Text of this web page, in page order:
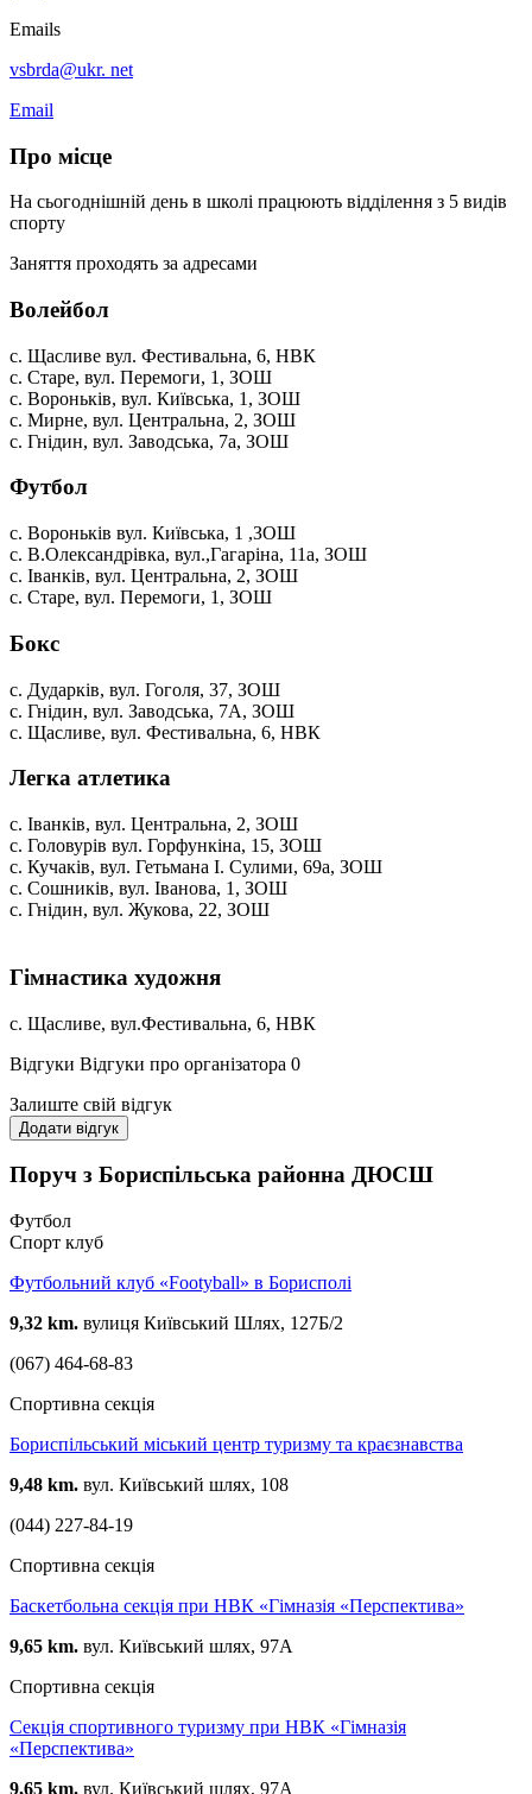
Emails
vsbrda@ukr. net
Email
Про місце
На сьогоднішній день в школі працюють відділення з 5 видів
спорту
Заняття проходять за адресами
Волейбол
с. Щасливе вул. Фестивальна, 6, НВК
с. Старе, вул. Перемоги, 1, ЗОШ
с. Вороньків, вул. Київська, 1, ЗОШ
с. Мирне, вул. Центральна, 2, ЗОШ
с. Гнідин, вул. Заводська, 7а, ЗОШ
Футбол
с. Вороньків вул. Київська, 1 ,ЗОШ
с. В.Олександрівка, вул.,Гагаріна, 11а, ЗОШ
с. Іванків, вул. Центральна, 2, ЗОШ
с. Старе, вул. Перемоги, 1, ЗОШ
Бокс
с. Дударків, вул. Гоголя, 37, ЗОШ
с. Гнідин, вул. Заводська, 7А, ЗОШ
с. Щасливе, вул. Фестивальна, 6, НВК
Легка атлетика
с. Іванків, вул. Центральна, 2, ЗОШ
с. Головурів вул. Горфункіна, 15, ЗОШ
с. Кучаків, вул. Гетьмана І. Сулими, 69а, ЗОШ
с. Сошників, вул. Іванова, 1, ЗОШ
с. Гнідин, вул. Жукова, 22, ЗОШ
Гімнастика художня
с. Щасливе, вул.Фестивальна, 6, НВК
Відгуки Відгуки про організатора 0
Залиште свій відгук
Додати відгук
Поруч з Бориспільська районна ДЮСШ
Футбол
Спорт клуб
Футбольний клуб «Footyball» в Борисполі
9,32 km. вулиця Київський Шлях, 127Б/2
(067) 464-68-83
Спортивна секція
Бориспільський міський центр туризму та краєзнавства
9,48 km. вул. Київський шлях, 108
(044) 227-84-19
Спортивна секція
Баскетбольна секція при НВК «Гімназія «Перспектива»
9,65 km. вул. Київський шлях, 97А
Спортивна секція
Секція спортивного туризму при НВК «Гімназія
«Перспектива»
9,65 km. вул. Київський шлях, 97А